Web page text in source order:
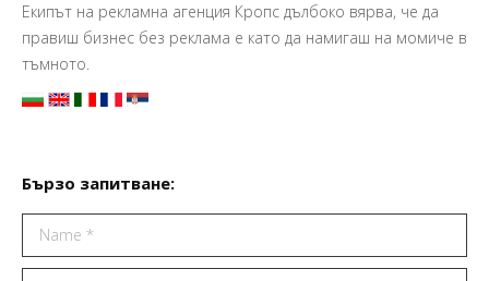
Екипът на рекламна агенция Кропс дълбоко вярва, че да
правиш бизнес без реклама е като да намигаш на момиче в
тъмното.
Бързо запитване:
Name *